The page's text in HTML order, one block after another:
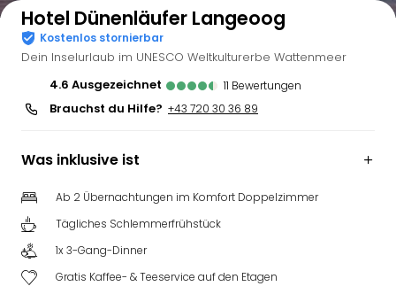
Hotel Dünenläufer Langeoog
Kostenlos stornierbar
Dein Inselurlaub im UNESCO Weltkulturerbe Wattenmeer
4.6
ausgezeichnet 11 Bewertungen
Brauchst du Hilfe? +43 720 30 36 89
Was inklusive ist
Ab 2 Übernachtungen im Komfort Doppelzimmer
Tägliches Schlemmerfrühstück
1x 3-Gang-Dinner
Gratis Kaffee- & Teeservice auf den Etagen